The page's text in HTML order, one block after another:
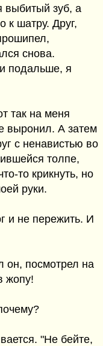
выбитый зуб, а
к шатру. Друг,
снова.
подальше, я
так на меня
выронил. А затем
с ненавистью во
толпе,
то крикнуть, но
руки.
и не пережить. И
он, посмотрел на
жопу!
"Не бейте,